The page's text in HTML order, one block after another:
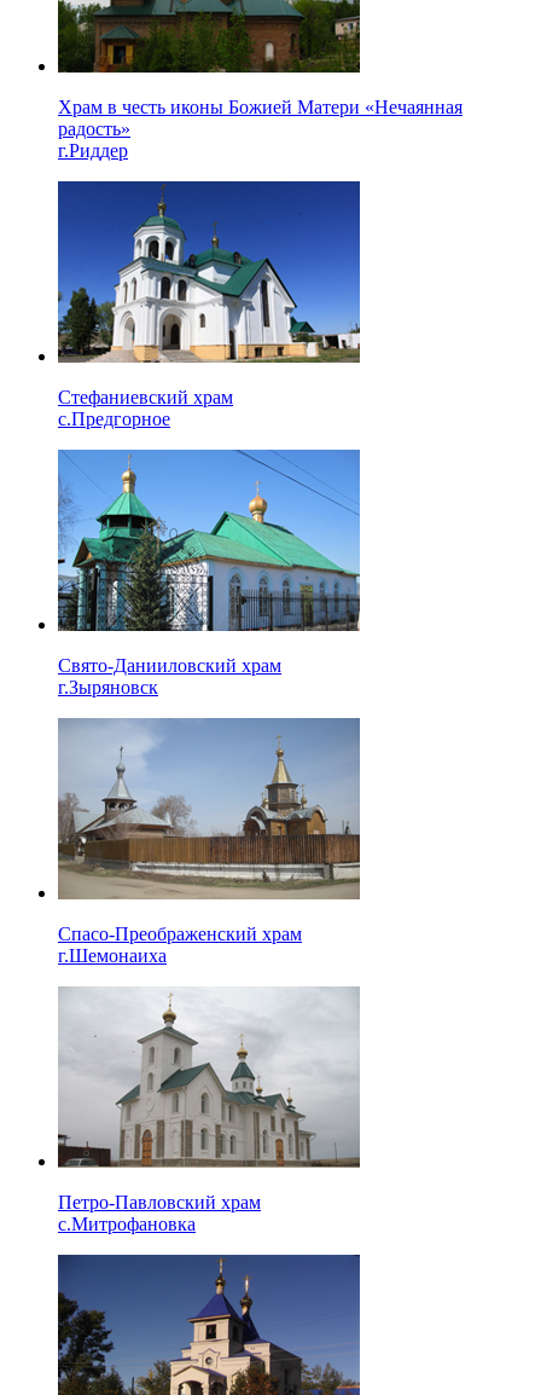
Храм в честь иконы Божией Матери «Нечаянная
радость»
г.Риддер
Стефаниевский храм
с.Предгорное
Свято-Данииловский храм
г.Зыряновск
Спасо-Преображенский храм
г.Шемонаиха
Петро-Павловский храм
с.Митрофановка